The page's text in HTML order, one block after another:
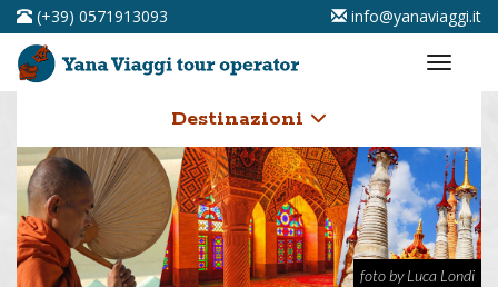
(+39) 0571913093 info@yanaviaggi.it
Destinazioni
foto by Luca Londi